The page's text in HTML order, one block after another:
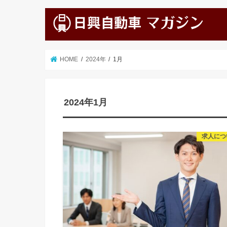
HOME 2024年 1月
2024年1月
求人に